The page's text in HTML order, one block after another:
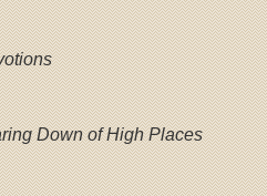
Down of High Places